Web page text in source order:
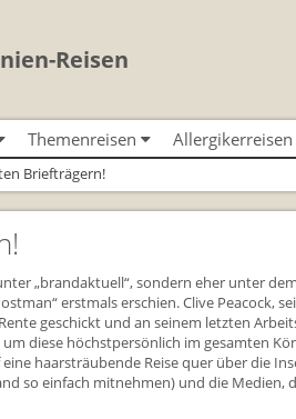
Reisen
Minibustouren
Reisen durch England und Wales
West
Themenreisen
Classic-Car-Reise durch Südengland
Für Outlander‑Fans: inspiriert durch die
Großbritannientouren für Alleinreisende
Reisen mit Hund
Rosamunde Pilcher Reisen durch Cornwall
und Südengland
Allergikerreisen
Briefträgern!
„brandaktuell“, sondern eher unter
erstmals erschien. Clive Peacock,
geschickt und an seinem letzten
diese höchstpersönlich im gesamten
haarsträubende Reise quer über die
so einfach mitnehmen) und die Medien,